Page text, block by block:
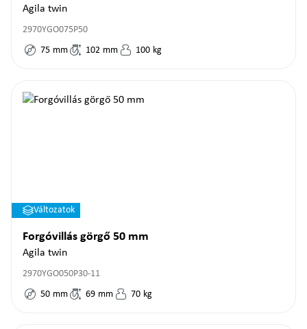
Agila twin
2970YGO075P50
75 mm 102 mm 100 kg
Változatok
Forgóvillás görgő 50 mm
Agila twin
2970YGO050P30-11
50 mm 69 mm 70 kg